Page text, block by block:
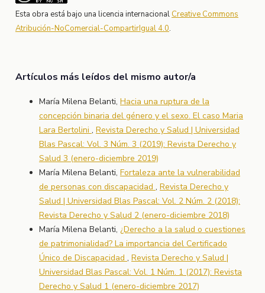
Esta obra está bajo una licencia internacional Creative Commons
Atribución-NoComercial-CompartirIgual 4.0.
Artículos más leídos del mismo autor/a
María Milena Belanti, Hacia una ruptura de la
concepción binaria del género y el sexo. El caso Maria
Lara Bertolini , Revista Derecho y Salud | Universidad
Blas Pascal: Vol. 3 Núm. 3 (2019): Revista Derecho y
Salud 3 (enero-diciembre 2019)
María Milena Belanti, Fortaleza ante la vulnerabilidad
de personas con discapacidad , Revista Derecho y
Salud | Universidad Blas Pascal: Vol. 2 Núm. 2 (2018):
Revista Derecho y Salud 2 (enero-diciembre 2018)
María Milena Belanti, ¿Derecho a la salud o cuestiones
de patrimonialidad? La importancia del Certificado
Único de Discapacidad , Revista Derecho y Salud |
Universidad Blas Pascal: Vol. 1 Núm. 1 (2017): Revista
Derecho y Salud 1 (enero-diciembre 2017)